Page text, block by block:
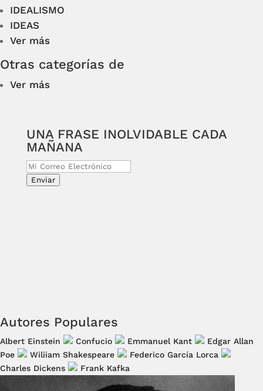
IDEALISMO
IDEAS
Ver más
Otras categorías de
Ver más
UNA FRASE INOLVIDABLE CADA
MAÑANA
Enviar
Autores Populares
Albert Einstein Confucio Emmanuel Kant
Edgar Allan
Poe
Wiliiam Shakespeare
Federico García Lorca
Charles Dickens
Frank Kafka